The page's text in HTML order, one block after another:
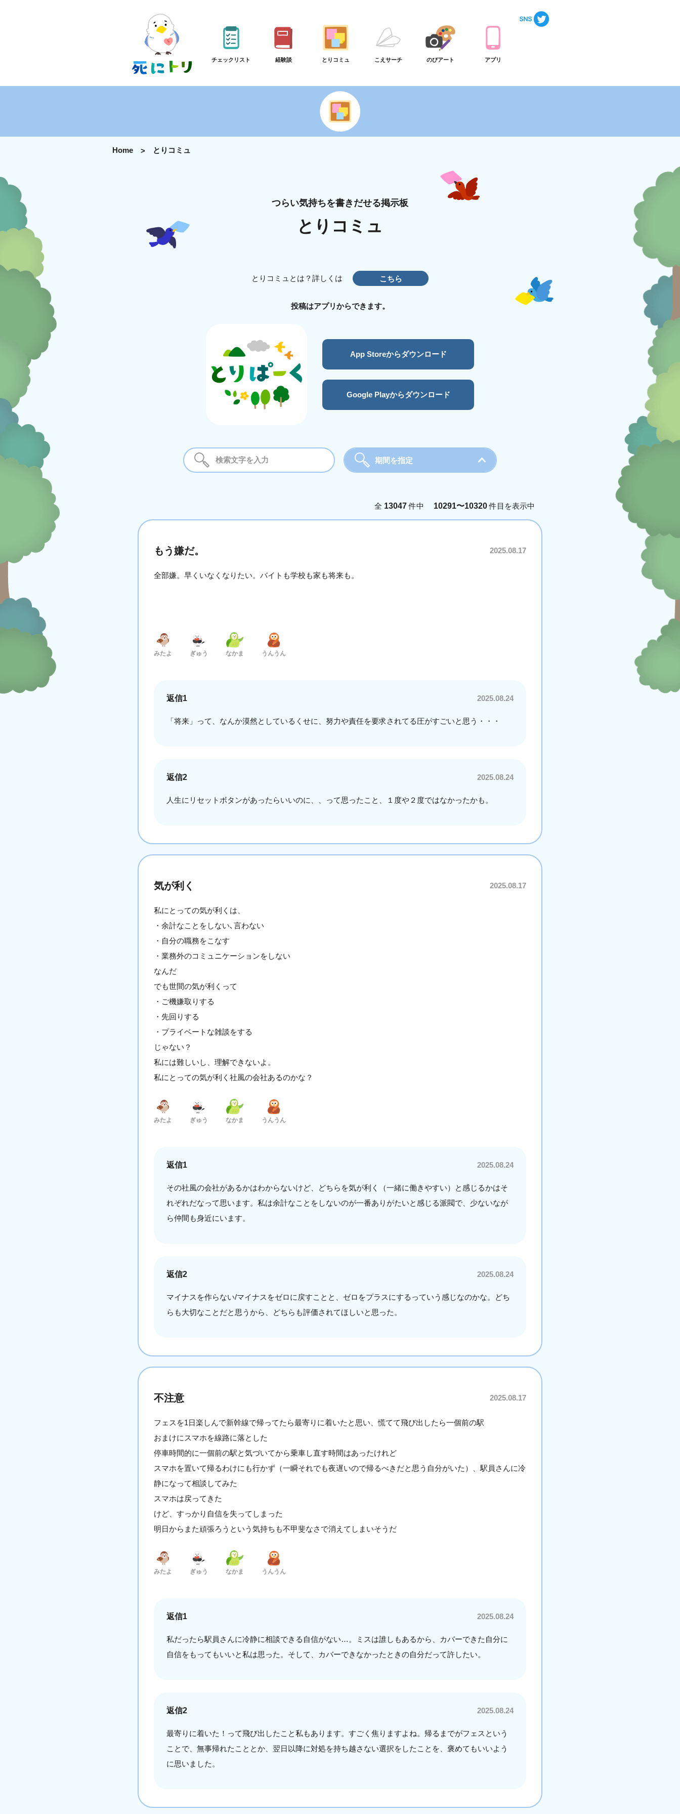
チェックリスト 経験談 とりコミュ こえサーチ のびアート アプリ
Home とりコミュ
つらい気持ちを書きだせる掲示板
とりコミュ
とりコミュとは？詳しくは こちら
投稿はアプリからできます。
App Storeからダウンロード
Google Playからダウンロード
期間を指定
今日 今週 今月 今年
全 13047件中 10291〜10320件目を表示中
もう嫌だ。 2025.08.17
全部嫌。早くいなくなりたい。バイトも学校も家も将来も。
みたよ ぎゅう なかま うんうん
返信1 2025.08.24
「将来」って、なんか漠然としているくせに、努力や責任を要求されてる圧がすごいと思う・・・
返信2 2025.08.24
人生にリセットボタンがあったらいいのに、、って思ったこと、１度や２度ではなかったかも。
気が利く 2025.08.17
私にとっての気が利くは、
・余計なことをしない､言わない
・自分の職務をこなす
・業務外のコミュニケーションをしない
なんだ
でも世間の気が利くって
・ご機嫌取りする
・先回りする
・プライベートな雑談をする
じゃない？
私には難しいし、理解できないよ。
私にとっての気が利く社風の会社あるのかな？
みたよ ぎゅう なかま うんうん
返信1 2025.08.24
その社風の会社があるかはわからないけど、どちらを気が利く（一緒に働きやすい）と感じるかはそ
れぞれだなって思います。私は余計なことをしないのが一番ありがたいと感じる派閥で、少ないなが
ら仲間も身近にいます。
返信2 2025.08.24
マイナスを作らない/マイナスをゼロに戻すことと、ゼロをプラスにするっていう感じなのかな。どち
らも大切なことだと思うから、どちらも評価されてほしいと思った。
不注意 2025.08.17
フェスを1日楽しんで新幹線で帰ってたら最寄りに着いたと思い、慌てて飛び出したら一個前の駅
おまけにスマホを線路に落とした
停車時間的に一個前の駅と気づいてから乗車し直す時間はあったけれど
スマホを置いて帰るわけにも行かず（一瞬それでも夜遅いので帰るべきだと思う自分がいた）、駅員さんに冷
静になって相談してみた
スマホは戻ってきた
けど、すっかり自信を失ってしまった
明日からまた頑張ろうという気持ちも不甲斐なさで消えてしまいそうだ
みたよ ぎゅう なかま うんうん
返信1 2025.08.24
私だったら駅員さんに冷静に相談できる自信がない…。ミスは誰しもあるから、カバーできた自分に
自信をもってもいいと私は思った。そして、カバーできなかったときの自分だって許したい。
返信2 2025.08.24
最寄りに着いた！って飛び出したこと私もあります。すごく焦りますよね。帰るまでがフェスという
ことで、無事帰れたこととか、翌日以降に対処を持ち越さない選択をしたことを、褒めてもいいよう
に思いました。